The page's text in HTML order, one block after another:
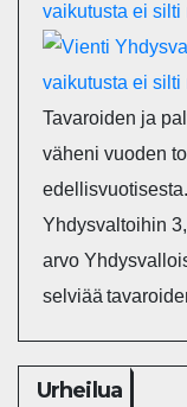
vaikutusta ei silti
Tavaroiden ja
väheni vuoden
Yhdysvaltoihin
arvo
selviää
Urheilua